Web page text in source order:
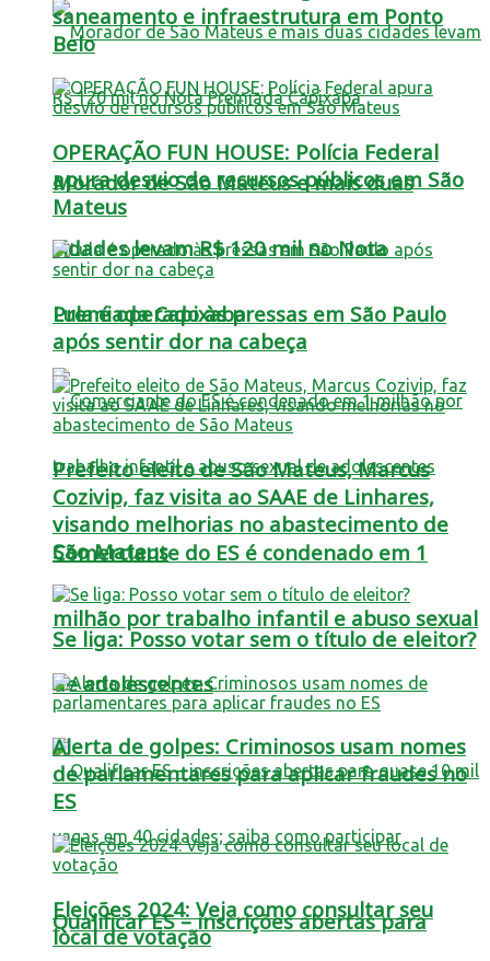
Morador de São Mateus e mais duas
cidades levam R$ 120 mil no Nota
Premiada Capixaba
Comerciante do ES é condenado em 1
milhão por trabalho infantil e abuso sexual
de adolescentes
Qualificar ES – inscrições abertas para
saneamento e infraestrutura em Ponto
Belo
OPERAÇÃO FUN HOUSE: Polícia Federal
apura desvio de recursos públicos em São
Mateus
Lula é operado às pressas em São Paulo
após sentir dor na cabeça
Prefeito eleito de São Mateus, Marcus
Cozivip, faz visita ao SAAE de Linhares,
visando melhorias no abastecimento de
São Mateus
Se liga: Posso votar sem o título de eleitor?
Alerta de golpes: Criminosos usam nomes
de parlamentares para aplicar fraudes no
ES
Eleições 2024: Veja como consultar seu
local de votação